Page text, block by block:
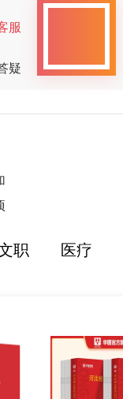
服
疑
职 医疗